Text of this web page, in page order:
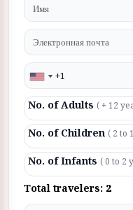
No. of Adults ( + 12
No. of Children ( 2 to
No. of Infants ( 0 to 2
Total travelers: 2